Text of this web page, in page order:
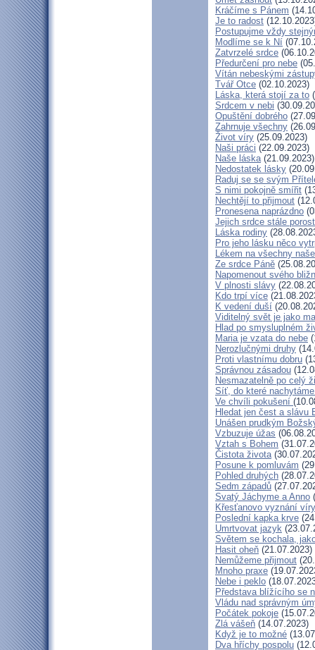
Kráčíme s Pánem
Je to radost
Postupujme vždy
Modlíme se k Ní
Zatvrzelé srdce
Předurčení pro nebe
Vítán nebeskými
Tvář Otce (02.10.2023)
Láska, která stojí za to
Srdcem v nebi
Opuštění dobrého
Zahrnuje všechny
Život víry (25.09.2023)
Naši práci (22.09.2023)
Naše láska(21.09.2023)
Nedostatek lásky
Raduj se se svým
S nimi pokojně smířit
Nechtějí to přijmout
Pronesena naprázdno
Jejich srdce stále
Láska rodiny
Pro jeho lásku něco
Lékem na všechny
Ze srdce Páně
Napomenout svého
V plnosti slávy
Kdo trpí více
K vedení duší
Viditelný svět je jako
Hlad po smysluplném
Maria je vzata do nebe
Nerozlučnými druhy
Proti vlastnímu dobru
Správnou zásadou
Nesmazatelně po celý
Síť, do které
Ve chvíli pokušení
Hledat jen čest a slávu
Unášen prudkým
Vzbuzuje úžas
Vztah s Bohem
Čistota života
Posune k pomluvám
Pohled druhých
Sedm západů
Svatý Jáchyme a Anno
Křesťanovo vyznání
Poslední kapka krve
Umrtvovat jazyk
Světem se kochala,
Hasit oheň (21.07.2023)
Nemůžeme přijmout
Mnoho praxe
Nebe i peklo
Představa blížícího se
Vládu nad správným
Počátek pokoje
Zlá vášeň (14.07.2023)
Když je to možné
Dva hříchy pospolu